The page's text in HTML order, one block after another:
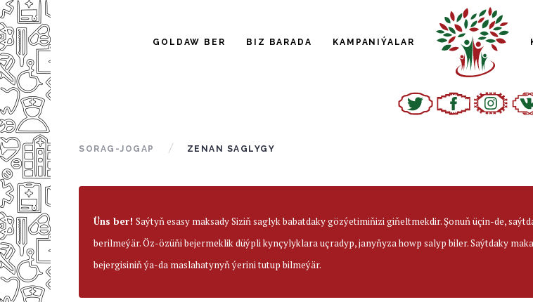
GOLDAW BER BIZ BARADA KAMPANIÝALAR
SORAG-JOGAP ZENAN SAGLYGY
Üns ber! Saýtyň esasy maksady Siziň saglyk babatdaky gözýetimiňizi giňeltmekdir. Şonuň üçin-de,
berilmeýär. Öz-özüňi bejermeklik düýpli kynçylyklara uçradyp, janyňyza howp salyp biler. Saýtdaky
bejergisiniň ýa-da maslahatynyň ýerini tutup bilmeýär.